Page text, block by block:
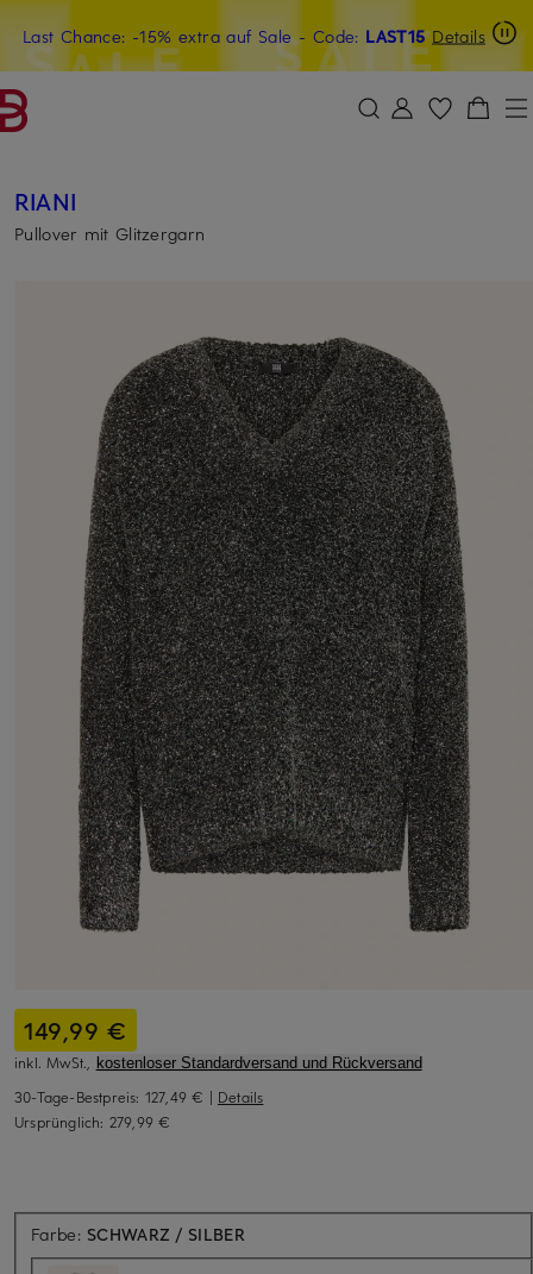
ZUM HAUPTINHALT ÜBERSPRINGEN ZUM SUCHFELD ÜBERSPRINGEN
Last Chance: -15% extra auf Sale- Code: LAST15 Details
15€-Willkommensgutschein mit Beyond sichern
RIANI
Pullover mit Glitzergarn
149,99 €
inkl. MwSt., kostenloser Standardversand und Rückversand
30-Tage-Bestpreis: 127,49 € | Details
Ursprünglich: 279,99 €
Farbe: SCHWARZ / SILBER